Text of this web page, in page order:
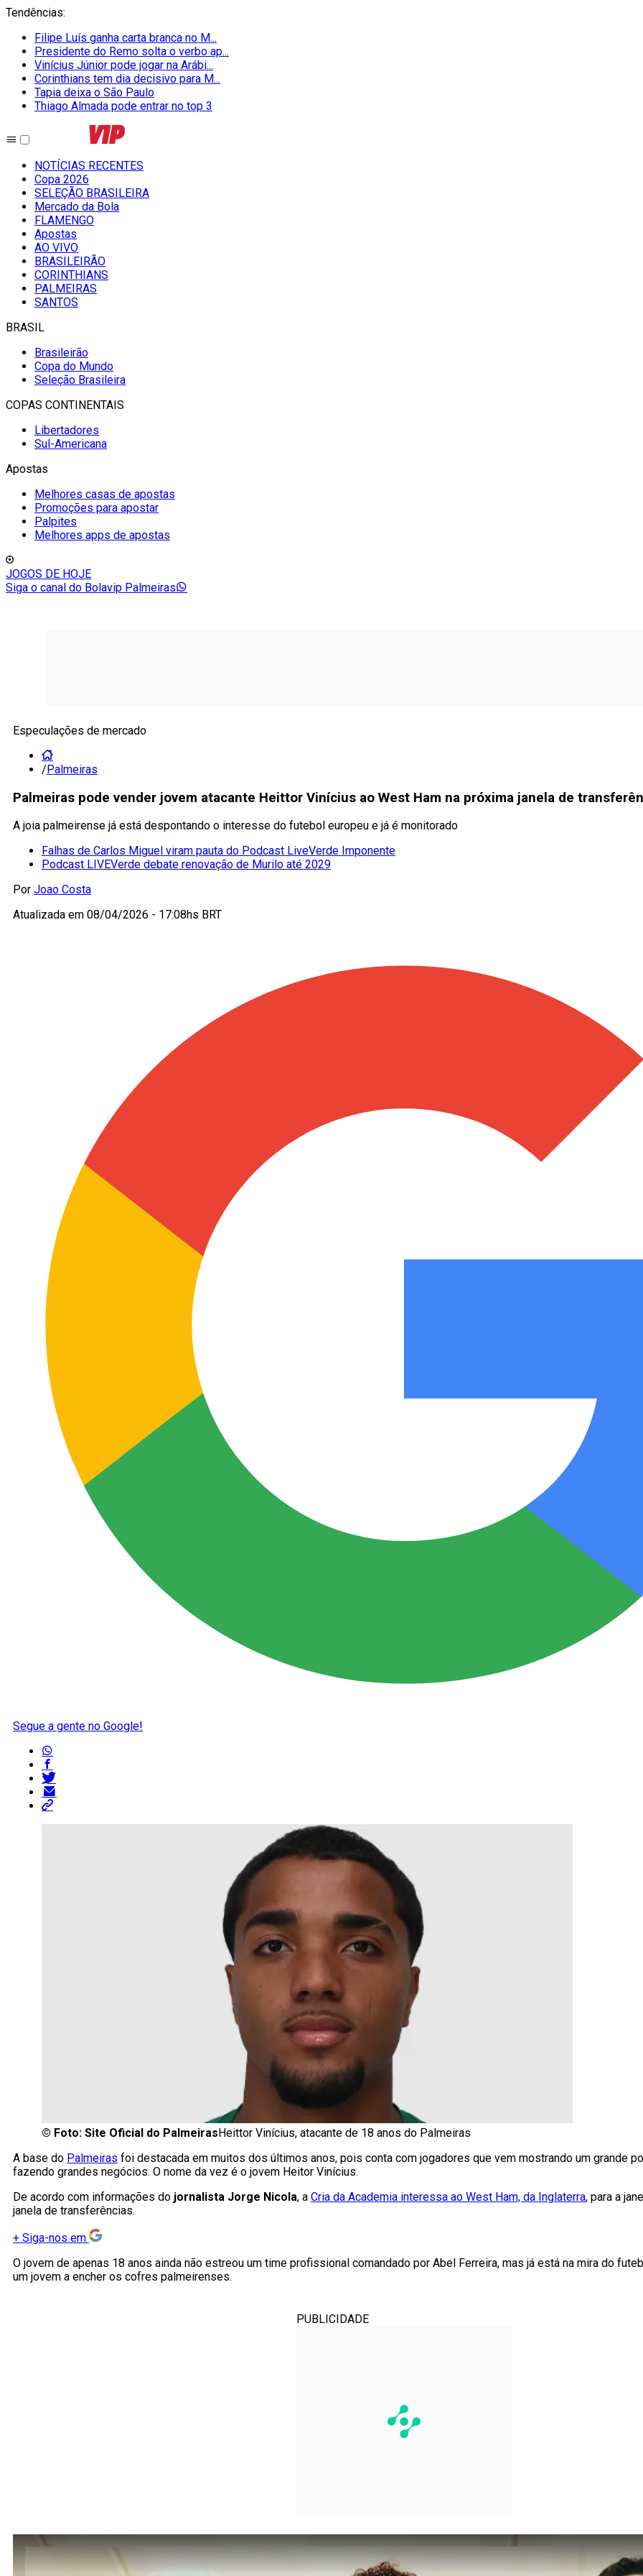
Tendências:
Filipe Luís ganha carta branca no M...
Presidente do Remo solta o verbo ap...
Vinícius Júnior pode jogar na Arábi...
Corinthians tem dia decisivo para M...
Tapia deixa o São Paulo
Thiago Almada pode entrar no top 3
NOTÍCIAS RECENTES
Copa 2026
SELEÇÃO BRASILEIRA
Mercado da Bola
FLAMENGO
Apostas
AO VIVO
BRASILEIRÃO
CORINTHIANS
PALMEIRAS
SANTOS
BRASIL
Brasileirão
Copa do Mundo
Seleção Brasileira
COPAS CONTINENTAIS
Libertadores
Sul-Americana
Apostas
Melhores casas de apostas
Promoções para apostar
Palpites
Melhores apps de apostas
JOGOS DE HOJE
Siga o canal do Bolavip Palmeiras
Especulações de mercado
/Palmeiras
Palmeiras pode vender jovem atacante Heittor Vinícius ao West Ham na próxima janela de
A joia palmeirense já está despontando o interesse do futebol europeu e já é monitorado
Falhas de Carlos Miguel viram pauta do Podcast LiveVerde Imponente
Podcast LIVEVerde debate renovação de Murilo até 2029
Por Joao Costa
Atualizada em 08/04/2026 - 17:08hs BRT
Segue a gente no Google!
© Foto: Site Oficial do Palmeiras Heittor Vinícius, atacante de 18 anos do Palmeiras
A base do Palmeiras foi destacada em muitos dos últimos anos, pois conta com jogadores que vem mostrando um grande
fazendo grandes negócios. O nome da vez é o jovem Heitor Vinícius.
De acordo com informações do jornalista Jorge Nicola, a Cria da Academia interessa ao West Ham, da Inglaterra, para a
janela de transferências.
+ Siga-nos em
O jovem de apenas 18 anos ainda não estreou um time profissional comandado por Abel Ferreira, mas já está na mira do
um jovem a encher os cofres palmeirenses.
PUBLICIDADE